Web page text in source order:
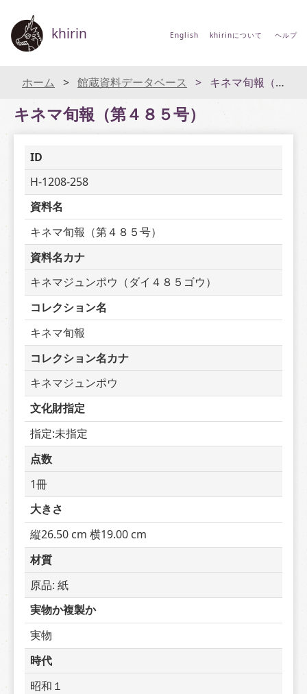
khirin English khirinについて ヘルプ
ホーム 館蔵資料データベース キネマ旬報（第４８５号）
キネマ旬報（第４８５号）
ID
H-1208-258
資料名
キネマ旬報（第４８５号）
資料名カナ
キネマジュンポウ（ダイ４８５ゴウ）
コレクション名
キネマ旬報
コレクション名カナ
キネマジュンポウ
文化財指定
指定:未指定
点数
1冊
大きさ
縦26.50 cm 横19.00 cm
材質
原品: 紙
実物か複製か
実物
時代
昭和１